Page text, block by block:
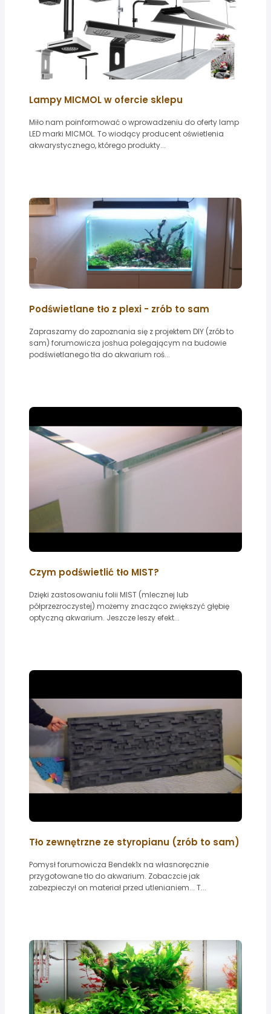
Lampy MICMOL w ofercie sklepu
Miło nam poinformować o wprowadzeniu do oferty lamp
LED marki MICMOL. To wiodący producent oświetlenia
akwarystycznego, którego produkty...
Podświetlane tło z plexi - zrób to sam
Zapraszamy do zapoznania się z projektem DIY (zrób to
sam) forumowicza joshua polegającym na budowie
podświetlanego tła do akwarium roś...
Czym podświetlić tło MIST?
Dzięki zastosowaniu folii MIST (mlecznej lub
półprzezroczystej) możemy znacząco zwiększyć głębię
optyczną akwarium. Jeszcze leszy efekt...
Tło zewnętrzne ze styropianu (zrób to sam)
Pomysł forumowicza Bendek1x na własnoręcznie
przygotowane tło do akwarium. Zobaczcie jak
zabezpieczył on materiał przed utlenianiem... T...